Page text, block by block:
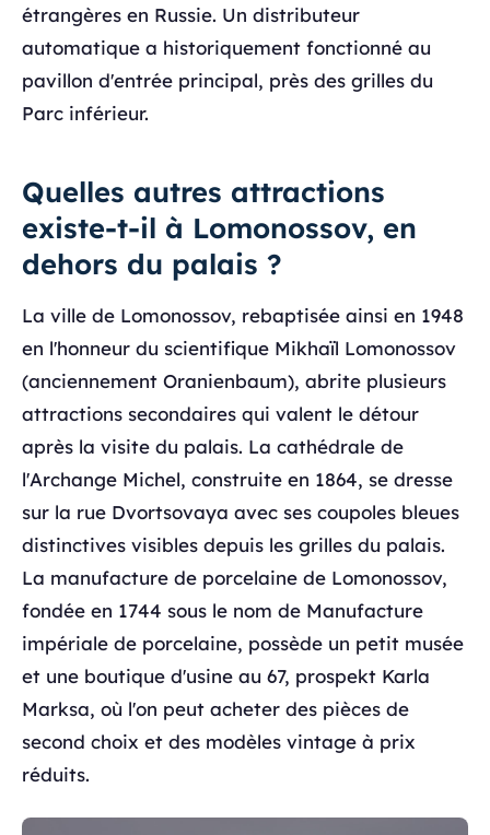
étrangères en Russie. Un distributeur
automatique a historiquement fonctionné au
pavillon d'entrée principal, près des grilles du
Parc inférieur.
Quelles autres attractions
existe-t-il à Lomonossov, en
dehors du palais ?
La ville de Lomonossov, rebaptisée ainsi en 1948
en l'honneur du scientifique Mikhaïl Lomonossov
(anciennement Oranienbaum), abrite plusieurs
attractions secondaires qui valent le détour
après la visite du palais. La cathédrale de
l'Archange Michel, construite en 1864, se dresse
sur la rue Dvortsovaya avec ses coupoles bleues
distinctives visibles depuis les grilles du palais.
La manufacture de porcelaine de Lomonossov,
fondée en 1744 sous le nom de Manufacture
impériale de porcelaine, possède un petit musée
et une boutique d'usine au 67, prospekt Karla
Marksa, où l'on peut acheter des pièces de
second choix et des modèles vintage à prix
réduits.